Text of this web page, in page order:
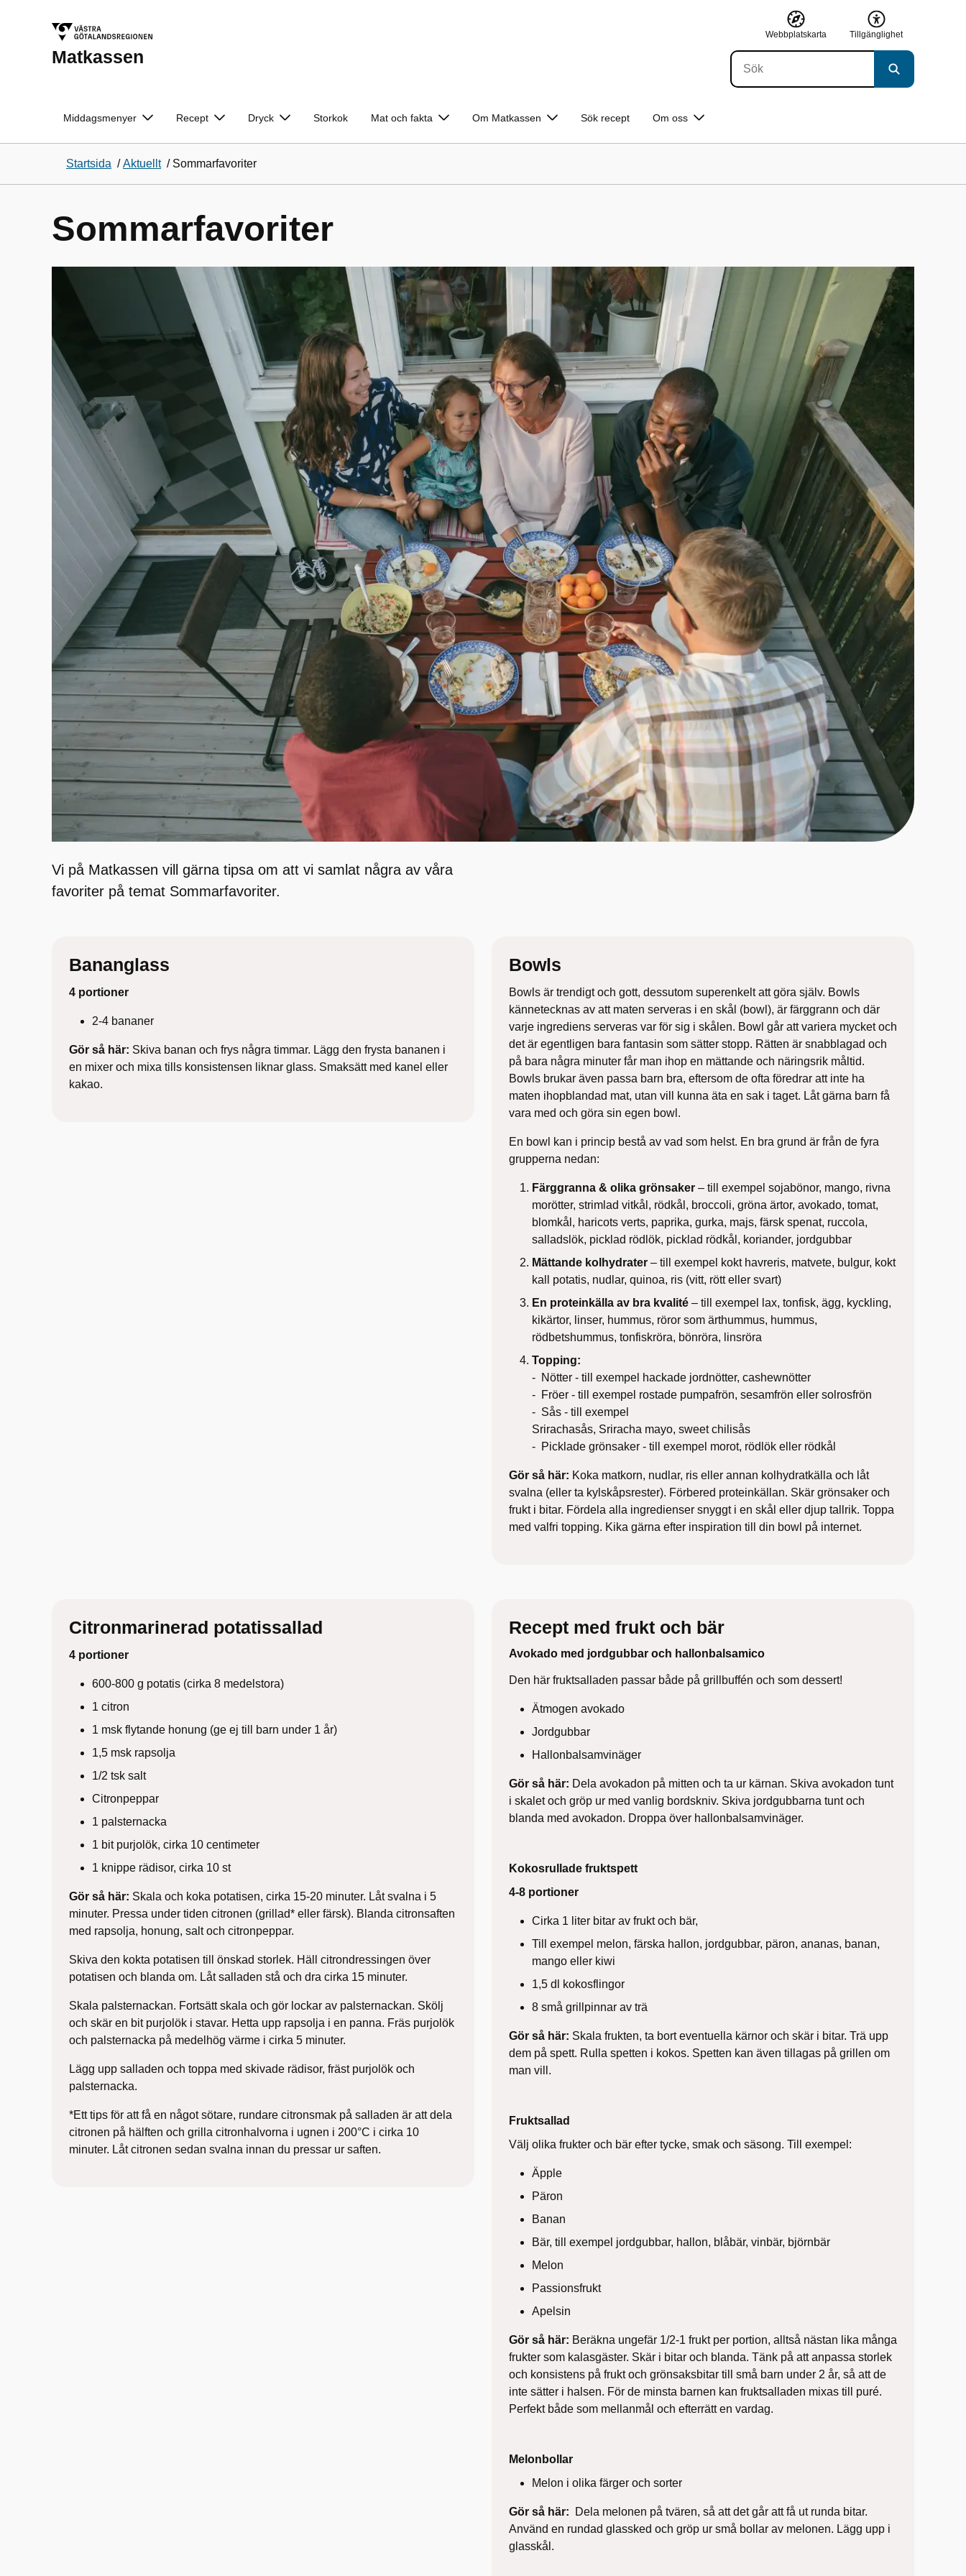
Matkassen
Webbplatskarta Tillgänglighet
Middagsmenyer Recept Dryck Storkok Mat och fakta Om Matkassen Sök recept Om oss
Startsida /Aktuellt / Sommarfavoriter
Sommarfavoriter
Vi på Matkassen vill gärna tipsa om att vi samlat några av våra
favoriter på temat Sommarfavoriter.
Bananglass
4 portioner
2-4 bananer
Gör så här: Skiva banan och frys några timmar. Lägg den frysta bananen i
en mixer och mixa tills konsistensen liknar glass. Smaksätt med kanel eller
kakao.
Bowls
Bowls är trendigt och gott, dessutom superenkelt att göra själv. Bowls
kännetecknas av att maten serveras i en skål (bowl), är färggrann och där
varje ingrediens serveras var för sig i skålen. Bowl går att variera mycket och
det är egentligen bara fantasin som sätter stopp. Rätten är snabblagad och
på bara några minuter får man ihop en mättande och näringsrik måltid.
Bowls brukar även passa barn bra, eftersom de ofta föredrar att inte ha
maten ihopblandad mat, utan vill kunna äta en sak i taget. Låt gärna barn få
vara med och göra sin egen bowl.
En bowl kan i princip bestå av vad som helst. En bra grund är från de fyra
grupperna nedan:
Färggranna & olika grönsaker – till exempel sojabönor, mango, rivna
morötter, strimlad vitkål, rödkål, broccoli, gröna ärtor, avokado, tomat,
blomkål, haricots verts, paprika, gurka, majs, färsk spenat, ruccola,
salladslök, picklad rödlök, picklad rödkål, koriander, jordgubbar
Mättande kolhydrater – till exempel kokt havreris, matvete, bulgur, kokt
kall potatis, nudlar, quinoa, ris (vitt, rött eller svart)
En proteinkälla av bra kvalité – till exempel lax, tonfisk, ägg, kyckling,
kikärtor, linser, hummus, röror som ärthummus, hummus,
rödbetshummus, tonfiskröra, bönröra, linsröra
Topping:
- Nötter - till exempel hackade jordnötter, cashewnötter
- Fröer - till exempel rostade pumpafrön, sesamfrön eller solrosfrön
- Sås - till exempel
Srirachasås, Sriracha mayo, sweet chilisås
- Picklade grönsaker - till exempel morot, rödlök eller rödkål
Gör så här: Koka matkorn, nudlar, ris eller annan kolhydratkälla och låt
svalna (eller ta kylskåpsrester). Förbered proteinkällan. Skär grönsaker och
frukt i bitar. Fördela alla ingredienser snyggt i en skål eller djup tallrik. Toppa
med valfri topping. Kika gärna efter inspiration till din bowl på internet.
Citronmarinerad potatissallad
4 portioner
600-800 g potatis (cirka 8 medelstora)
1 citron
1 msk flytande honung (ge ej till barn under 1 år)
1,5 msk rapsolja
1/2 tsk salt
Citronpeppar
1 palsternacka
1 bit purjolök, cirka 10 centimeter
1 knippe rädisor, cirka 10 st
Gör så här: Skala och koka potatisen, cirka 15-20 minuter. Låt svalna i 5
minuter. Pressa under tiden citronen (grillad* eller färsk). Blanda citronsaften
med rapsolja, honung, salt och citronpeppar.
Skiva den kokta potatisen till önskad storlek. Häll citrondressingen över
potatisen och blanda om. Låt salladen stå och dra cirka 15 minuter.
Skala palsternackan. Fortsätt skala och gör lockar av palsternackan. Skölj
och skär en bit purjolök i stavar. Hetta upp rapsolja i en panna. Fräs purjolök
och palsternacka på medelhög värme i cirka 5 minuter.
Lägg upp salladen och toppa med skivade rädisor, fräst purjolök och
palsternacka.
*Ett tips för att få en något sötare, rundare citronsmak på salladen är att dela
citronen på hälften och grilla citronhalvorna i ugnen i 200°C i cirka 10
minuter. Låt citronen sedan svalna innan du pressar ur saften.
Recept med frukt och bär
Avokado med jordgubbar och hallonbalsamico
Den här fruktsalladen passar både på grillbuffén och som dessert!
Ätmogen avokado
Jordgubbar
Hallonbalsamvinäger
Gör så här: Dela avokadon på mitten och ta ur kärnan. Skiva avokadon tunt
i skalet och gröp ur med vanlig bordskniv. Skiva jordgubbarna tunt och
blanda med avokadon. Droppa över hallonbalsamvinäger.
Kokosrullade fruktspett
4-8 portioner
Cirka 1 liter bitar av frukt och bär,
Till exempel melon, färska hallon, jordgubbar, päron, ananas, banan,
mango eller kiwi
1,5 dl kokosflingor
8 små grillpinnar av trä
Gör så här: Skala frukten, ta bort eventuella kärnor och skär i bitar. Trä upp
dem på spett. Rulla spetten i kokos. Spetten kan även tillagas på grillen om
man vill.
Fruktsallad
Välj olika frukter och bär efter tycke, smak och säsong. Till exempel:
Äpple
Päron
Banan
Bär, till exempel jordgubbar, hallon, blåbär, vinbär, björnbär
Melon
Passionsfrukt
Apelsin
Gör så här: Beräkna ungefär 1/2-1 frukt per portion, alltså nästan lika många
frukter som kalasgäster. Skär i bitar och blanda. Tänk på att anpassa storlek
och konsistens på frukt och grönsaksbitar till små barn under 2 år, så att de
inte sätter i halsen. För de minsta barnen kan fruktsalladen mixas till puré.
Perfekt både som mellanmål och efterrätt en vardag.
Melonbollar
Melon i olika färger och sorter
Gör så här:
Dela melonen på tvären, så att det går att få ut runda bitar.
Använd en rundad glassked och gröp ur små bollar av melonen. Lägg upp i
glasskål.